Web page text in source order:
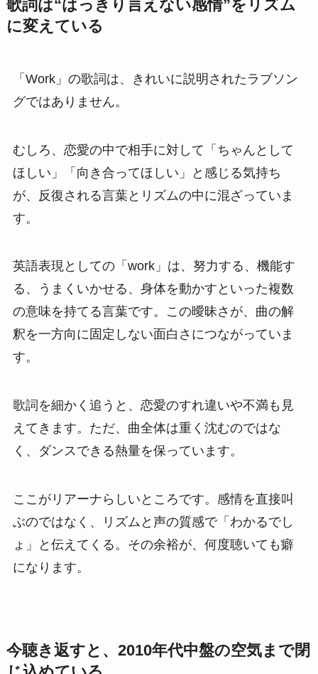
歌詞は“はっきり言えない感情”をリズム
に変えている
「Work」の歌詞は、きれいに説明されたラブソン
グではありません。
むしろ、恋愛の中で相手に対して「ちゃんとして
ほしい」「向き合ってほしい」と感じる気持ち
が、反復される言葉とリズムの中に混ざっていま
す。
英語表現としての「work」は、努力する、機能す
る、うまくいかせる、身体を動かすといった複数
の意味を持てる言葉です。この曖昧さが、曲の解
釈を一方向に固定しない面白さにつながっていま
す。
歌詞を細かく追うと、恋愛のすれ違いや不満も見
えてきます。ただ、曲全体は重く沈むのではな
く、ダンスできる熱量を保っています。
ここがリアーナらしいところです。感情を直接叫
ぶのではなく、リズムと声の質感で「わかるでし
ょ」と伝えてくる。その余裕が、何度聴いても癖
になります。
今聴き返すと、2010年代中盤の空気まで閉